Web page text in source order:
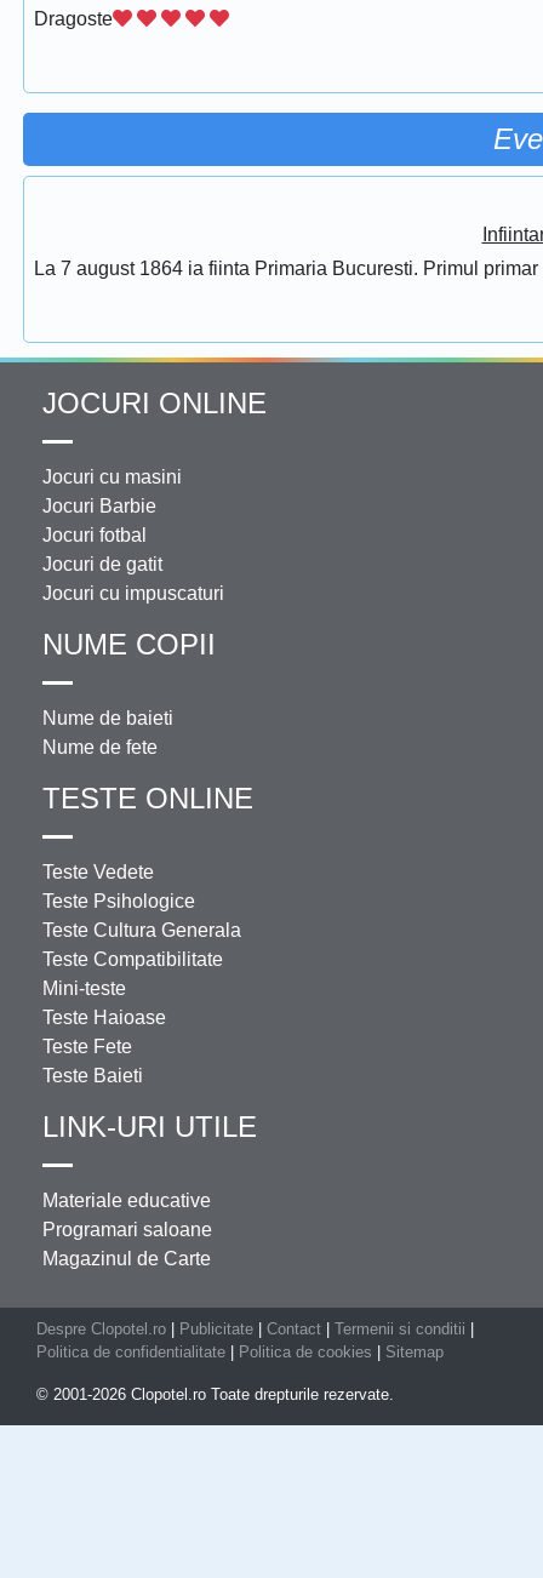
Dragoste
La 7 august 1864 ia fiinta Primaria Bucuresti. Primul
JOCURI ONLINE
Jocuri cu masini
Jocuri Barbie
Jocuri fotbal
Jocuri de gatit
Jocuri cu impuscaturi
NUME COPII
Nume de baieti
Nume de fete
TESTE ONLINE
Teste Vedete
Teste Psihologice
Teste Cultura Generala
Teste Compatibilitate
Mini-teste
Teste Haioase
Teste Fete
Teste Baieti
LINK-URI UTILE
Materiale educative
Programari saloane
Magazinul de Carte
Despre Clopotel.ro Publicitate Contact Termenii si conditii
Politica de confidentialitate
Politica de cookies Sitemap
© 2001-2026 Clopotel.ro Toate drepturile rezervate.